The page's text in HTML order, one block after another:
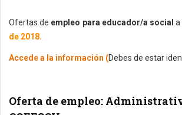
Ofertas de empleo para educador/a sociala
de 2018.
Accede a la información (Debes de estar
Oferta de empleo: